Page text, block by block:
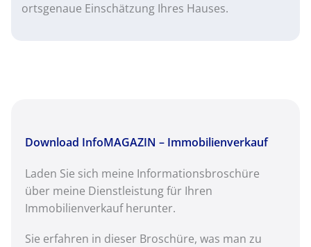
ortsgenaue Einschätzung Ihres Hauses.
Download InfoMAGAZIN – Immobilienverkauf
Laden Sie sich meine Informationsbroschüre
über meine Dienstleistung für Ihren
Immobilienverkauf herunter.
Sie erfahren in dieser Broschüre, was man zu